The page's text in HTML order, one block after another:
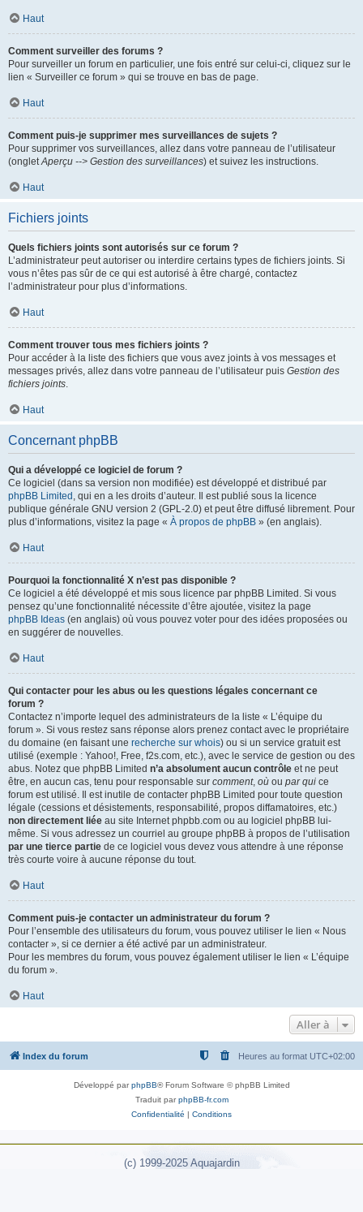
Haut
Comment surveiller des forums ?
Pour surveiller un forum en particulier, une fois entré sur celui-ci, cliquez sur le
lien « Surveiller ce forum » qui se trouve en bas de page.
Haut
Comment puis-je supprimer mes surveillances de sujets ?
Pour supprimer vos surveillances, allez dans votre panneau de l’utilisateur
(ongletAperçu --> Gestion des surveillances) et suivez les instructions.
Haut
Fichiers joints
Quels fichiers joints sont autorisés sur ce forum ?
L’administrateur peut autoriser ou interdire certains types de fichiers joints. Si
vous n’êtes pas sûr de ce qui est autorisé à être chargé, contactez
l’administrateur pour plus d’informations.
Haut
Comment trouver tous mes fichiers joints ?
Pour accéder à la liste des fichiers que vous avez joints à vos messages et
messages privés, allez dans votre panneau de l’utilisateur puis Gestion des
fichiers joints.
Haut
Concernant phpBB
Qui a développé ce logiciel de forum ?
Ce logiciel (dans sa version non modifiée) est développé et distribué par
phpBB Limited , qui en a les droits d’auteur. Il est publié sous la licence
publique générale GNU version 2 (GPL-2.0) et peut être diffusé librement. Pour
plus d’informations, visitez la page « À propos de phpBB » (en anglais).
Haut
Pourquoi la fonctionnalité X n’est pas disponible ?
Ce logiciel a été développé et mis sous licence par phpBB Limited. Si vous
pensez qu’une fonctionnalité nécessite d’être ajoutée, visitez la page
phpBB Ideas (en anglais) où vous pouvez voter pour des idées proposées ou
en suggérer de nouvelles.
Haut
Qui contacter pour les abus ou les questions légales concernant ce
forum ?
Contactez n’importe lequel des administrateurs de la liste « L’équipe du
forum ». Si vous restez sans réponse alors prenez contact avec le propriétaire
du domaine (en faisant une recherche sur whois) ou si un service gratuit est
utilisé (exemple : Yahoo!, Free, f2s.com, etc.), avec le service de gestion ou des
abus. Notez que phpBB Limited n’a absolument aucun contrôle et ne peut
être, en aucun cas, tenu pour responsable sur comment, où ou par qui ce
forum est utilisé. Il est inutile de contacter phpBB Limited pour toute question
légale (cessions et désistements, responsabilité, propos diffamatoires, etc.)
non directement liée au site Internet phpbb.com ou au logiciel phpBB lui-
même. Si vous adressez un courriel au groupe phpBB à propos de l’utilisation
par une tierce partie de ce logiciel vous devez vous attendre à une réponse
très courte voire à aucune réponse du tout.
Haut
Comment puis-je contacter un administrateur du forum ?
Pour l’ensemble des utilisateurs du forum, vous pouvez utiliser le lien « Nous
contacter », si ce dernier a été activé par un administrateur.
Pour les membres du forum, vous pouvez également utiliser le lien « L’équipe
du forum ».
Haut
Aller à
Index du forum Heures au format UTC+02:00
Développé parphpBB® Forum Software © phpBB Limited
Traduit parphpBB-fr.com
Confidentialité | Conditions
(c) 1999-2025 Aquajardin